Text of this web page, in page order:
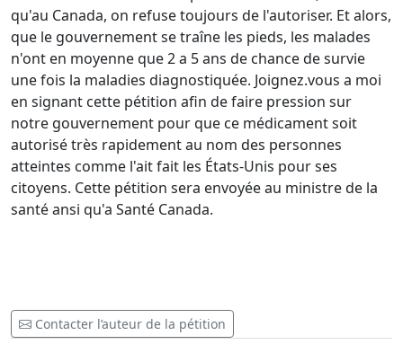
qu'au Canada, on refuse toujours de l'autoriser. Et alors,
que le gouvernement se traîne les pieds, les malades
n'ont en moyenne que 2 a 5 ans de chance de survie
une fois la maladies diagnostiquée. Joignez.vous a moi
en signant cette pétition afin de faire pression sur
notre gouvernement pour que ce médicament soit
autorisé très rapidement au nom des personnes
atteintes comme l'ait fait les États-Unis pour ses
citoyens. Cette pétition sera envoyée au ministre de la
santé ansi qu'a Santé Canada.
Contacter l’auteur de la pétition